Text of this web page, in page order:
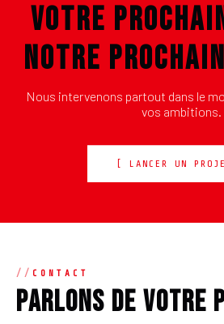
VOTRE
NOTRE
Nous intervenons partout dans le
vos ambitions.
[ LANCER UN
CONTACT
Parlons de votre